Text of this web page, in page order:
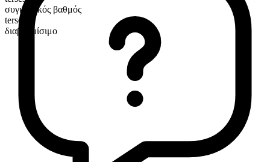
συγκριτικός βαθμός
terser
διαβαθμίσιμο